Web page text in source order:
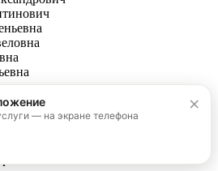
— на экране телефона
×